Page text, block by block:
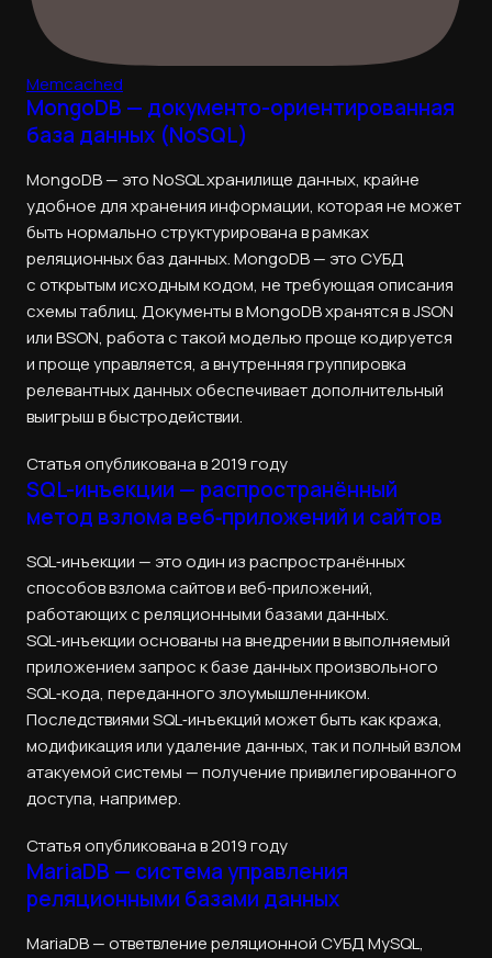
Memcached
MongoDB — документо-ориентированная
база данных (NoSQL)
MongoDB — это NoSQL хранилище данных, крайне
удобное для хранения информации, которая не может
быть нормально структурирована в рамках
реляционных баз данных. MongoDB — это СУБД
с открытым исходным кодом, не требующая описания
схемы таблиц. Документы в MongoDB хранятся в JSON
или BSON, работа с такой моделью проще кодируется
и проще управляется, а внутренняя группировка
релевантных данных обеспечивает дополнительный
выигрыш в быстродействии.
Статья опубликована в 2019 году
SQL-инъекции — распространённый
метод взлома веб‑приложений и сайтов
SQL‑инъекции — это один из распространённых
способов взлома сайтов и веб‑приложений,
работающих с реляционными базами данных.
SQL‑инъекции основаны на внедрении в выполняемый
приложением запрос к базе данных произвольного
SQL‑кода, переданного злоумышленником.
Последствиями SQL‑инъекций может быть как кража,
модификация или удаление данных, так и полный взлом
атакуемой системы — получение привилегированного
доступа, например.
Статья опубликована в 2019 году
MariaDB — система управления
реляционными базами данных
MariaDB — ответвление реляционной СУБД MySQL,